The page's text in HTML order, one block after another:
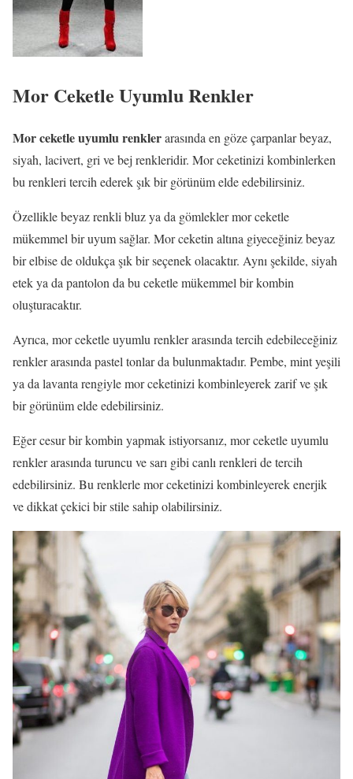
Mor Ceketle Uyumlu Renkler
Mor ceketle uyumlu renklerarasında en göze çarpanlar beyaz,
siyah, lacivert, gri ve bej renkleridir. Mor ceketinizi kombinlerken
bu renkleri tercih ederek şık bir görünüm elde edebilirsiniz.
Özellikle beyaz renkli bluz ya da gömlekler mor ceketle
mükemmel bir uyum sağlar. Mor ceketin altına giyeceğiniz beyaz
bir elbise de oldukça şık bir seçenek olacaktır. Aynı şekilde, siyah
etek ya da pantolon da bu ceketle mükemmel bir kombin
oluşturacaktır.
Ayrıca, mor ceketle uyumlu renkler arasında tercih edebileceğiniz
renkler arasında pastel tonlar da bulunmaktadır. Pembe, mint yeşili
ya da lavanta rengiyle mor ceketinizi kombinleyerek zarif ve şık
bir görünüm elde edebilirsiniz.
Eğer cesur bir kombin yapmak istiyorsanız, mor ceketle uyumlu
renkler arasında turuncu ve sarı gibi canlı renkleri de tercih
edebilirsiniz. Bu renklerle mor ceketinizi kombinleyerek enerjik
ve dikkat çekici bir stile sahip olabilirsiniz.